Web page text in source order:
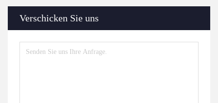
Verschicken Sie uns